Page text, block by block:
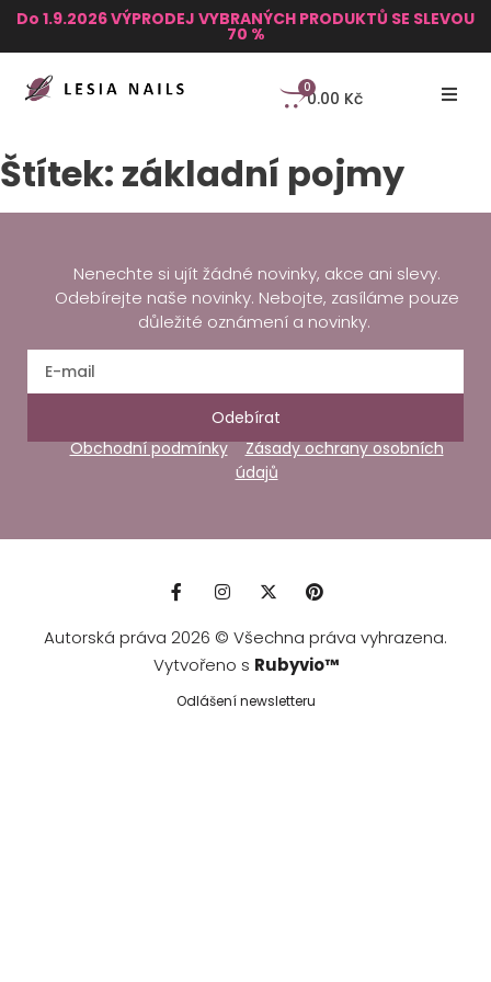
Do 1.9.2026 VÝPRODEJ VYBRANÝCH PRODUKTŮ SE SLEVOU
70 %
0.00 Kč
0
Štítek: základní pojmy
Nenechte si ujít žádné novinky, akce ani slevy.
Odebírejte naše novinky. Nebojte, zasíláme pouze
důležité oznámení a novinky.
Odebírat
Obchodní podmínky
Zásady ochrany osobních
údajů
Autorská práva 2026 © Všechna práva vyhrazena.
Vytvořeno s Rubyvio™
Odlášení newsletteru